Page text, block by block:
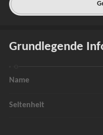
Grundlegende
Name
Seltenheit